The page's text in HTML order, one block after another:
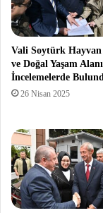
Vali Soytürk Hayvan
ve Doğal Yaşam
İncelemelerde
26 Nisan 2025